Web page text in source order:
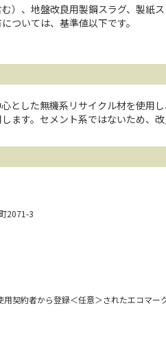
）、地盤改良用製鋼スラグ、製紙
ついては、基準値以下です。
とした無機系リサイクル材を使用
ます。セメント系ではないため、
2071-3
契約者から登録＜任意＞されたエコマー